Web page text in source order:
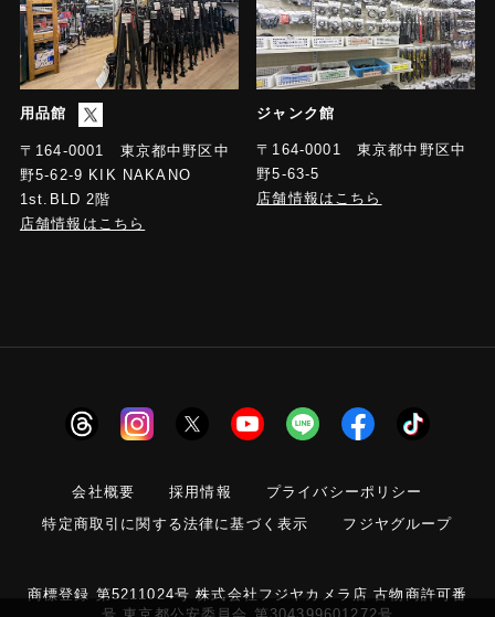
用品館
〒164-0001 東京都中野区中
野5-62-9 KIK NAKANO
1st.BLD 2階
店舗情報はこちら
ジャンク館
〒164-0001 東京都中野区中
野5-63-5
店舗情報はこちら
会社概要 採用情報
プライバシーポリシー
特定商取引に関する法律に基づく表示
フジヤグループ
商標登録 第5211024号 株式会社フジヤカメラ店 古物商許可番